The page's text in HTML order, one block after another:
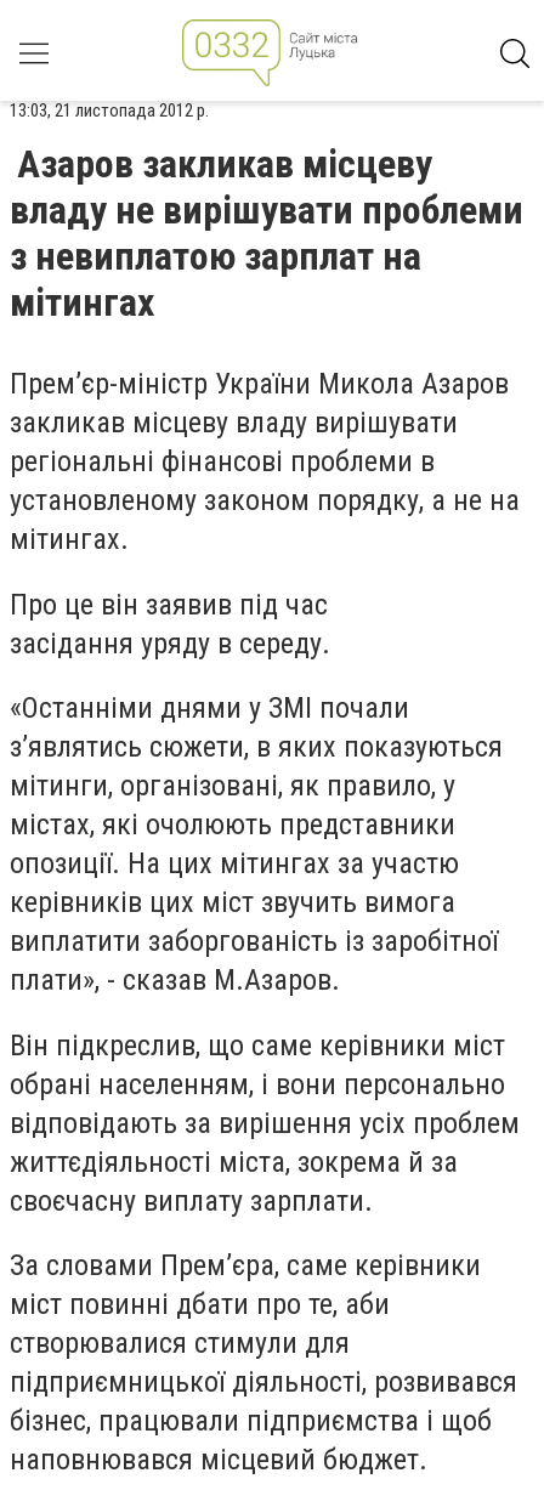
13:03, 21 листопада 2012 р.
Азаров закликав місцеву
владу не вирішувати проблеми
з невиплатою зарплат на
мітингах
Прем’єр-міністр України Микола Азаров
закликав місцеву владу вирішувати
регіональні фінансові проблеми в
установленому законом порядку, а не на
мітингах.
Про це він заявив під час
засідання уряду в середу.
«Останніми днями у ЗМІ почали
з’являтись сюжети, в яких показуються
мітинги, організовані, як правило, у
містах, які очолюють представники
опозиції. На цих мітингах за участю
керівників цих міст звучить вимога
виплатити заборгованість із заробітної
плати», - сказав М.Азаров.
Він підкреслив, що саме керівники міст
обрані населенням, і вони персонально
відповідають за вирішення усіх проблем
життєдіяльності міста, зокрема й за
своєчасну виплату зарплати.
За словами Прем’єра, саме керівники
міст повинні дбати про те, аби
створювалися стимули для
підприємницької діяльності, розвивався
бізнес, працювали підприємства і щоб
наповнювався місцевий бюджет.